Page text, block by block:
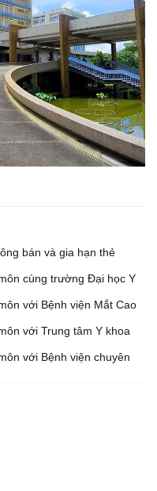
bán và gia hạn thẻ
cùng trường Đại học Y
với Bệnh viện Mắt Cao
với Trung tâm Y khoa
với Bệnh viện chuyên